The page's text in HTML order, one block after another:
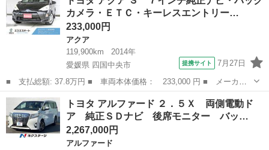
Ｓ－Ｚ フルセグ メモリーナビ ＤＶＤ再生 ミュージックプレイ
ヤー接続...
カメラ・ＥＴＣ・キーレスエントリー…
233,000円
アクア
119,900km
2014年
愛媛県 四国中央市
提携サイト 7月27日
■ 支払総額: 37.8万円 ■ 車両本体価格： 233,000 円 ■ メーカー
名： トヨタ ■ 車種名： アクア ■ グレード名： Ｓ ７インチ
純正ナビ・バックカメラ・ＥＴＣ・キーレスエントリー・オートエア
コン・ヘッド...
愛媛 四国中央市
トヨタ アルファード ２．５Ｘ 両側電動ド
ア 純正ＳＤナビ 後席モニター バッ…
2,267,000円
アルファード